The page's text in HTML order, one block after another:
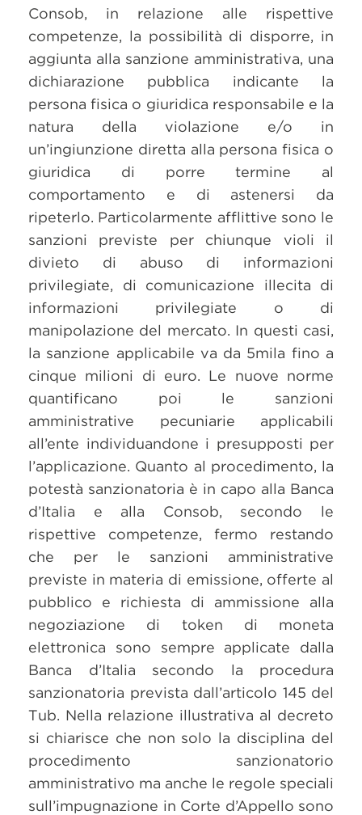
Consob, in relazione alle rispettive
competenze, la possibilità di disporre, in
aggiunta alla sanzione amministrativa, una
dichiarazione pubblica indicante la
persona fisica o giuridica responsabile e la
natura della violazione e/o in
un’ingiunzione diretta alla persona fisica o
giuridica di porre termine al
comportamento e di astenersi da
ripeterlo. Particolarmente afflittive sono le
sanzioni previste per chiunque violi il
divieto di abuso di informazioni
privilegiate, di comunicazione illecita di
informazioni privilegiate o di
manipolazione del mercato. In questi casi,
la sanzione applicabile va da 5mila fino a
cinque milioni di euro. Le nuove norme
quantificano poi le sanzioni
amministrative pecuniarie applicabili
all’ente individuandone i presupposti per
l’applicazione. Quanto al procedimento, la
potestà sanzionatoria è in capo alla Banca
d’Italia e alla Consob, secondo le
rispettive competenze, fermo restando
che per le sanzioni amministrative
previste in materia di emissione, offerte al
pubblico e richiesta di ammissione alla
negoziazione di token di moneta
elettronica sono sempre applicate dalla
Banca d’Italia secondo la procedura
sanzionatoria prevista dall’articolo 145 del
Tub. Nella relazione illustrativa al decreto
si chiarisce che non solo la disciplina del
procedimento sanzionatorio
amministrativo ma anche le regole speciali
sull’impugnazione in Corte d’Appello sono